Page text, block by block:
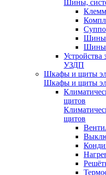
Шины,
Шины
Шины
Устройства
УЗДП
Шкафы и щиты
Шкафы и щиты
щитов
щитов